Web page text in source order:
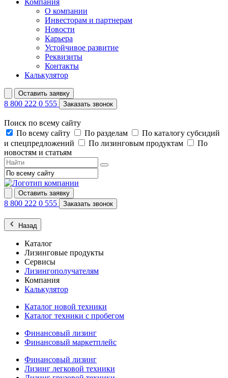
Компания
О компании
Инвесторам и партнерам
Новости
Карьера
Устойчивое развитие
Реквизиты
Контакты
Калькулятор
Оставить заявку
8 800 222 0 555 Заказать звонок
Поиск по всему сайту
По всему сайту
По разделам
По каталогу субсидий
и спецпредложений
По лизинговым продуктам
По
новостям и статьям
Оставить заявку
8 800 222 0 555 Заказать звонок
Назад
Каталог
Лизинговые продукты
Сервисы
Лизингополучателям
Компания
Калькулятор
Каталог новой техники
Каталог техники с пробегом
Финансовый лизинг
Финансовый маркетплейс
Финансовый лизинг
Лизинг легковой техники